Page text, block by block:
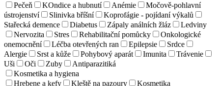
Pečeň
KOndice a hubnutí Anémie
Močově-pohlavní
ústrojenství
Slinivka bříšní
Koprofágie - pojídaní výkalů
Stařecká demence
Diabetus Zápaly análních žláz
Ledviny
Nervozita
Stres Rehabilitační pomůcky
Onkologické
onemocnění
Léčba otevřených ran Epilepsie
Srdce
Alergie
Srst a kůže Pohybový aparát Imunita
Trávenie
Uši
Oči Zuby
Antiparazitiká
Kosmetika a hygiena
Hrebene a kefy
Kleště na pazoury
Kosmetika